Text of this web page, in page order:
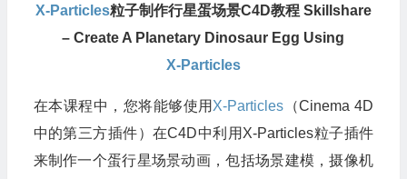
X-Particles粒子制作行星蛋场景C4D教程 Skillshare
– Create A Planetary Dinosaur Egg Using
X-Particles
在本课程中，您将能够使用 X-Particles （Cinema 4D
中的第三方插件）在C4D中利用X-Particles粒子插件
来制作一个蛋行星场景动画，包括场景建模，摄像机